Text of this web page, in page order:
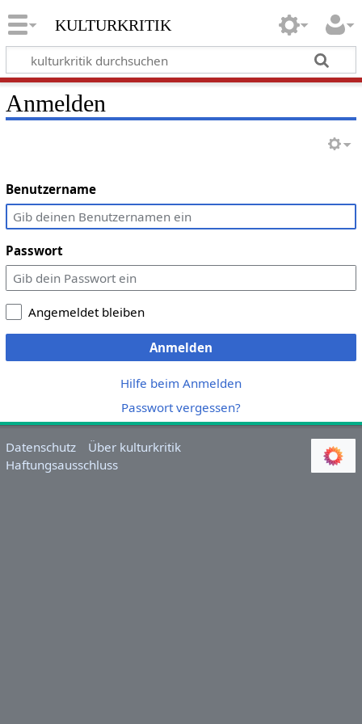
kulturkritik
Anmelden
Benutzername
Passwort
Angemeldet bleiben
Anmelden
Hilfe beim Anmelden
Passwort vergessen?
Datenschutz
Über kulturkritik
Haftungsausschluss